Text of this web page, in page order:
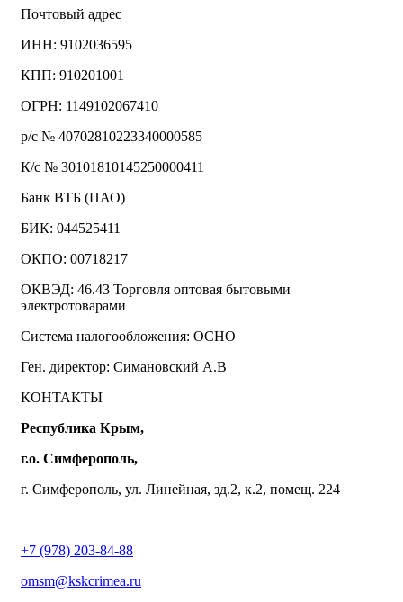
Почтовый адрес
ИНН: 9102036595
КПП: 910201001
ОГРН: 1149102067410
р/с № 40702810223340000585
К/с № 30101810145250000411
Банк ВТБ (ПАО)
БИК: 044525411
ОКПО: 00718217
ОКВЭД: 46.43 Торговля оптовая бытовыми
электротоварами
Система налогообложения: ОСНО
Ген. директор: Симановский А.В
КОНТАКТЫ
Республика Крым,
г.о. Симферополь,
г. Симферополь, ул. Линейная, зд.2, к.2, помещ. 224
+7 (978) 203-84-88
omsm@kskcrimea.ru